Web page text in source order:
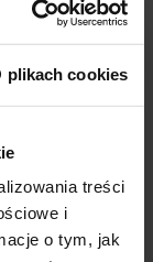
plikach cookies
treści
i
o tym, jak